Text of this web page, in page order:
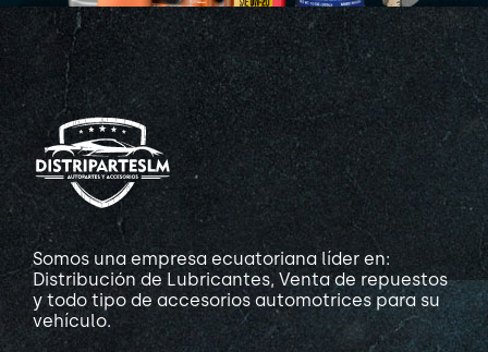
Somos una empresa ecuatoriana líder en:
Distribución de Lubricantes, Venta de repuestos
y todo tipo de accesorios automotrices para su
vehículo.